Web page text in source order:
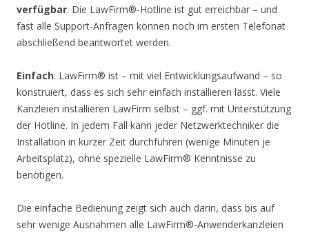
verfügbar. Die LawFirm®-Hotline ist gut erreichbar – und
fast alle Support-Anfragen können noch im ersten Telefonat
abschließend beantwortet werden.
Einfach: LawFirm® ist – mit viel Entwicklungsaufwand – so
konstruiert, dass es sich sehr einfach installieren lässt. Viele
Kanzleien installieren LawFirm selbst – ggf. mit Unterstützung
der Hotline. In jedem Fall kann jeder Netzwerktechniker die
Installation in kurzer Zeit durchführen (wenige Minuten je
Arbeitsplatz), ohne spezielle LawFirm® Kenntnisse zu
benötigen.
Die einfache Bedienung zeigt sich auch darin, dass bis auf
sehr wenige Ausnahmen alle LawFirm®-Anwenderkanzleien